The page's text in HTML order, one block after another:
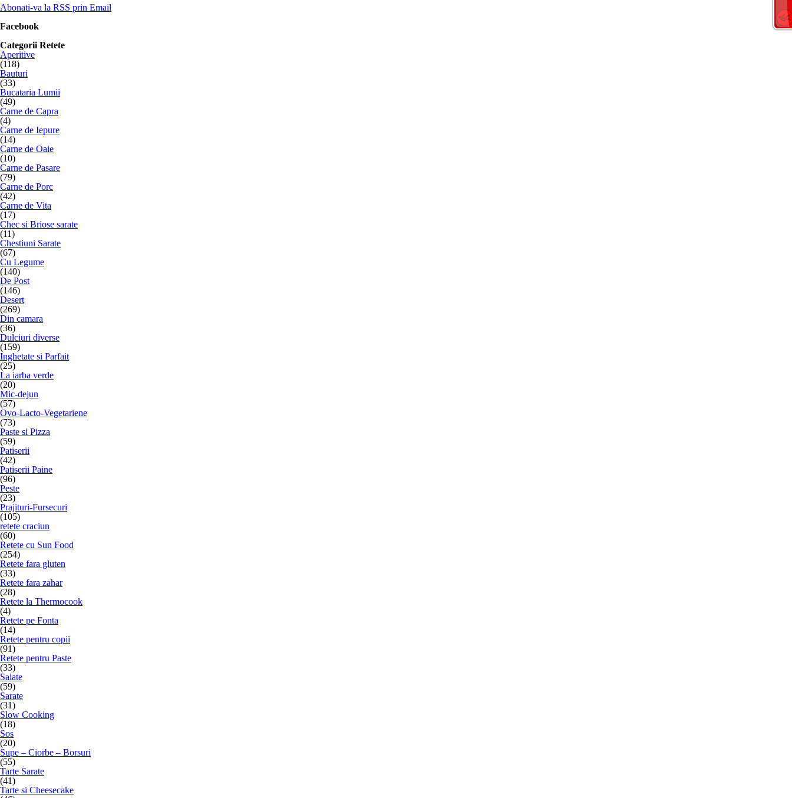
Abonati-va la RSS prin Email
Facebook
Categorii Retete
Aperitive
(118)
Bauturi
(33)
Bucataria Lumii
(49)
Carne de Capra
(4)
Carne de Iepure
(14)
Carne de Oaie
(10)
Carne de Pasare
(79)
Carne de Porc
(42)
Carne de Vita
(17)
Chec si Briose sarate
(11)
Chestiuni Sarate
(67)
Cu Legume
(140)
De Post
(146)
Desert
(269)
Din camara
(36)
Dulciuri diverse
(159)
Inghetate si Parfait
(25)
La iarba verde
(20)
Mic-dejun
(57)
Ovo-Lacto-Vegetariene
(73)
Paste si Pizza
(59)
Patiserii
(42)
Patiserii Paine
(96)
Peste
(23)
Prajituri-Fursecuri
(105)
retete craciun
(60)
Retete cu Sun Food
(254)
Retete fara gluten
(33)
Retete fara zahar
(28)
Retete la Thermocook
(4)
Retete pe Fonta
(14)
Retete pentru copii
(91)
Retete pentru Paste
(33)
Salate
(59)
Sarate
(31)
Slow Cooking
(18)
Sos
(20)
Supe – Ciorbe – Borsuri
(55)
Tarte Sarate
(41)
Tarte si Cheesecake